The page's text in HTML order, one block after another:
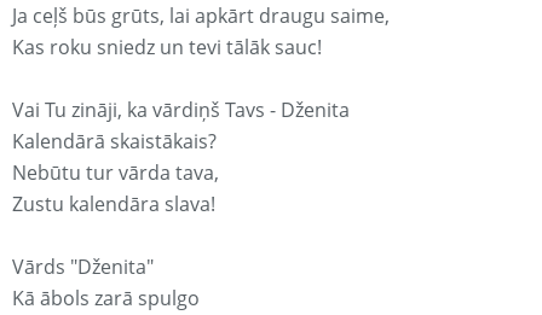
Ja ceļš būs grūts, lai apkārt draugu saime,
Kas roku sniedz un tevi tālāk sauc!
Vai Tu zināji, ka vārdiņš Tavs - Dženita
Kalendārā skaistākais?
Nebūtu tur vārda tava,
Zustu kalendāra slava!
Vārds "Dženita"
Kā ābols zarā spulgo